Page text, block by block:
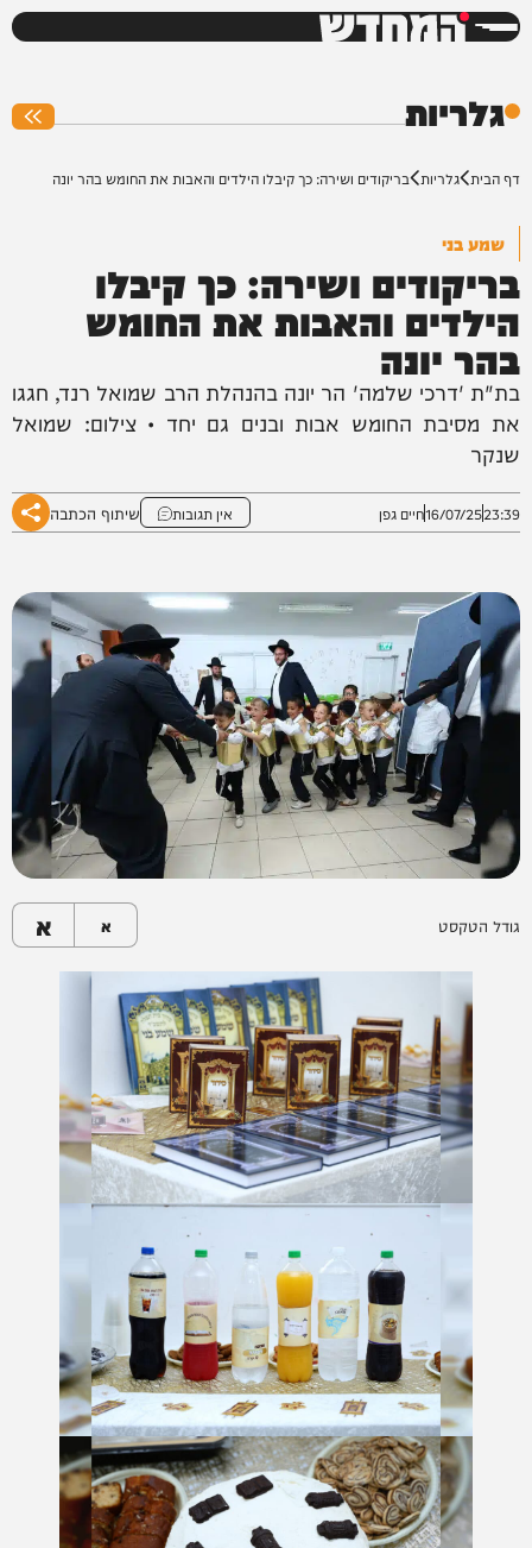
המחדש
גלריות
דף הבית גלריות בריקודים ושירה: כך קיבלו הילדים והאבות את החומש בהר יונה
שמע בני
בריקודים ושירה: כך קיבלו
הילדים והאבות את החומש
בהר יונה
בת"ת 'דרכי שלמה' הר יונה בהנהלת הרב שמואל רנד, חגגו
את מסיבת החומש אבות ובנים גם יחד • צילום: שמואל
שנקר
23:39
16/07/25חיים גפן אין תגובות שיתוף הכתבה
גודל הטקסט א א